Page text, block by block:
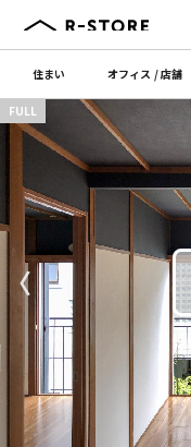
住まい オフィス /店舗
〈
FULL